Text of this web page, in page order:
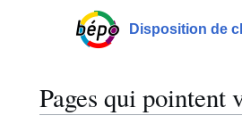
Menu principalDisposition de
Pages qui pointent